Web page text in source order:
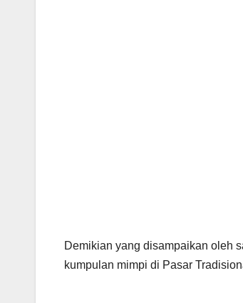
Demikian yang disampaikan oleh